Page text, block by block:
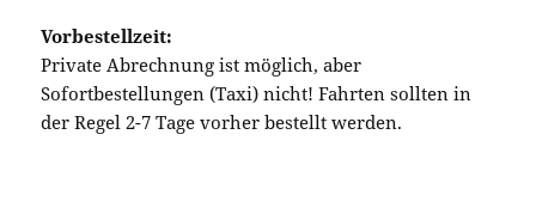
Vorbestellzeit:
Private Abrechnung ist möglich, aber
Sofortbestellungen (Taxi) nicht! Fahrten sollten in
der Regel 2-7 Tage vorher bestellt werden.